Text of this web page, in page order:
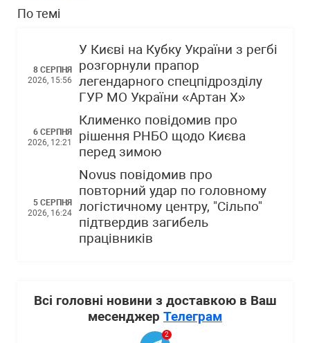
По темі
8 СЕРПНЯ
2026, 15:56
У Києві на Кубку України з регбі
розгорнули прапор
легендарного спецпідрозділу
ГУР МО України «Артан Х»
6 СЕРПНЯ
2026, 12:21
Клименко повідомив про
рішення РНБО щодо Києва
перед зимою
5 СЕРПНЯ
2026, 16:24
Novus повідомив про
повторний удар по головному
логістичному центру, "Сільпо"
підтвердив загибель
працівників
Всі головні новини з доставкою в Ваш
месенджер Телеграм
2